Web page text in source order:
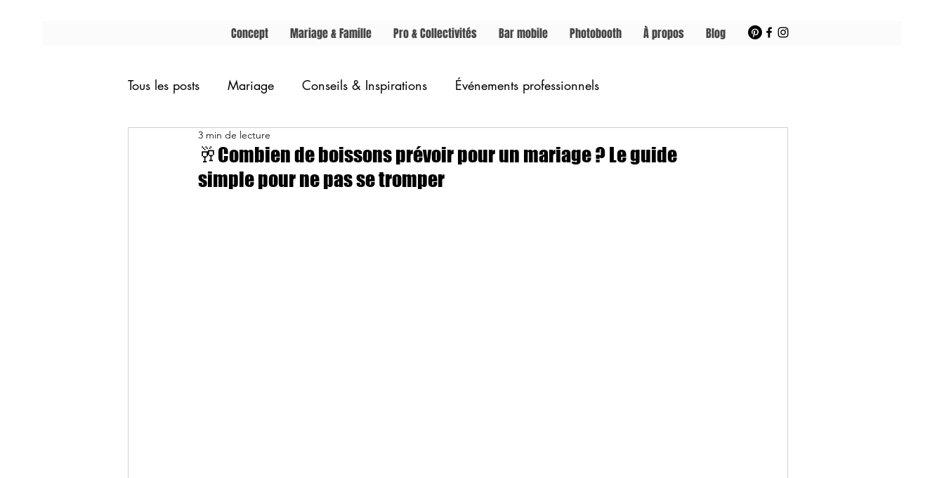
Concept Mariage & Famille Pro & Collectivités Bar mobile Photobooth À propos Blog
Tous les posts Mariage Conseils & Inspirations Événements professionnels
🥂Combien de boissons prévoir pour un mariage ? Le guide
simple pour ne pas se tromper
3 min de lecture